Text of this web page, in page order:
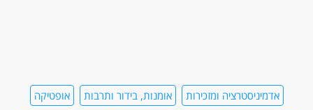
אדמיניסטרציה ומזכירות אומנות, בידור ותרבות
אופטיקה